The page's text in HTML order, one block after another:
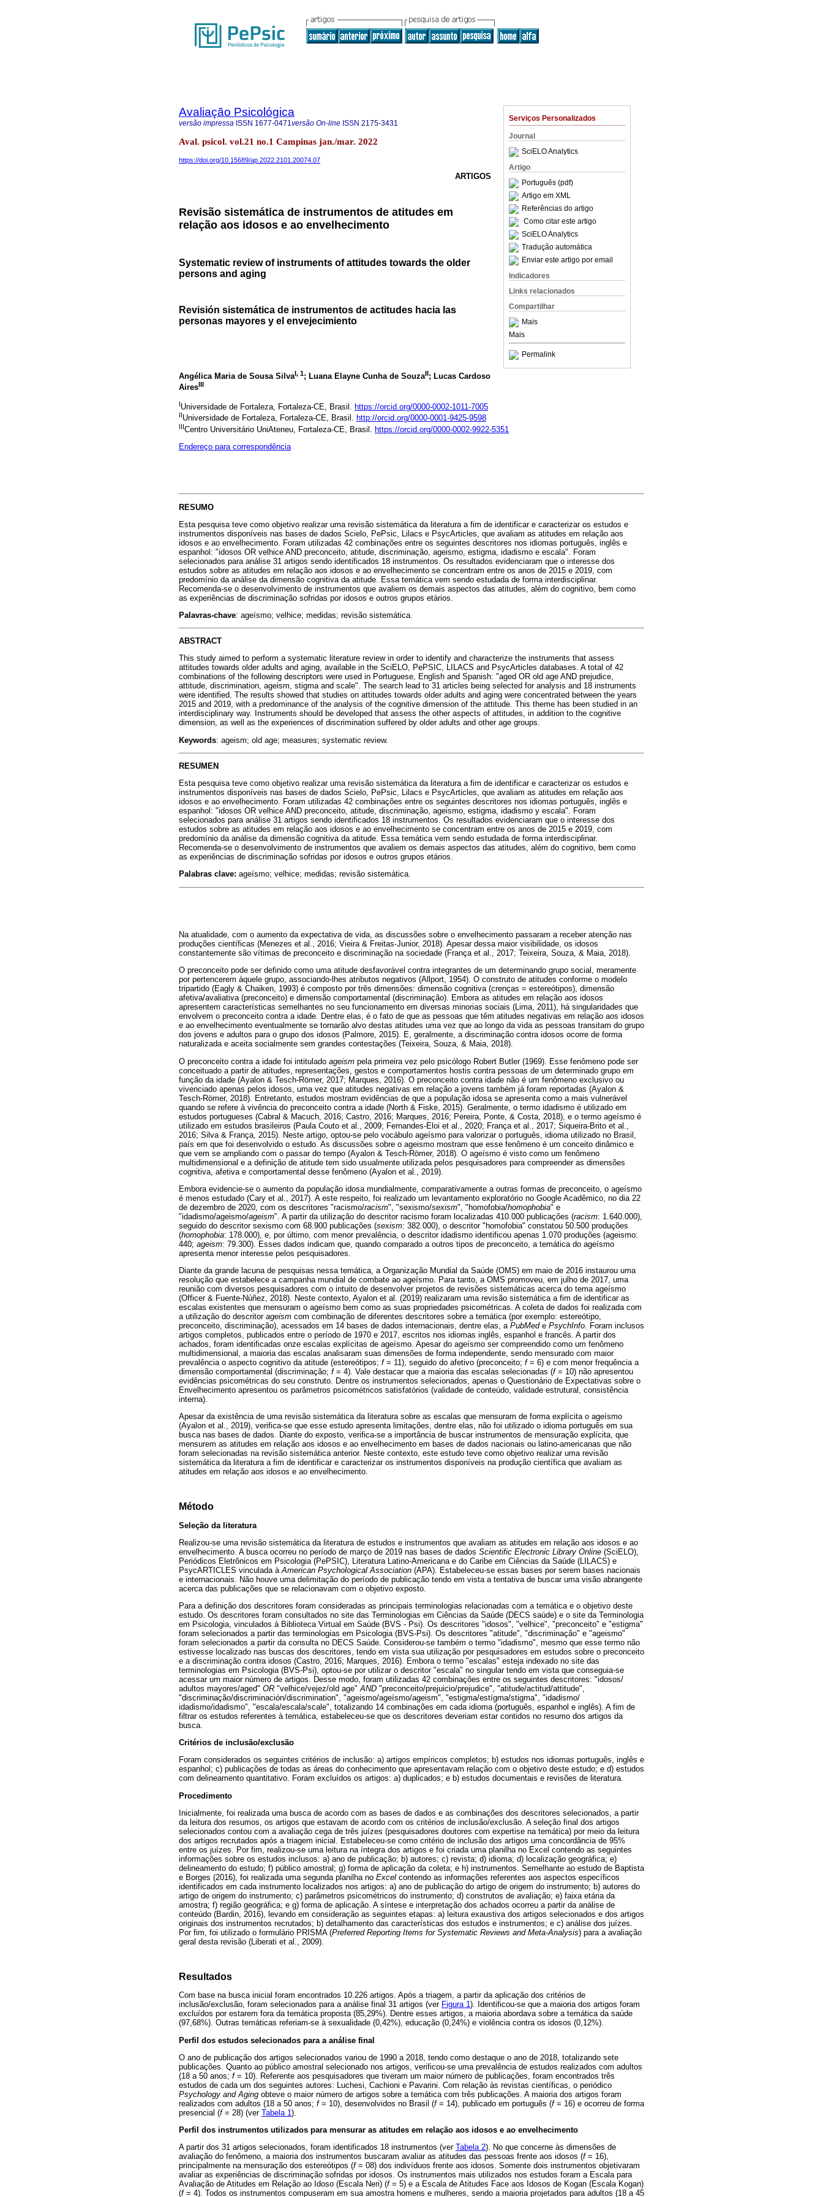
Serviços Personalizados
Journal
SciELO Analytics
Artigo
Português (pdf)
Artigo em XML
Referências do artigo
Como citar este artigo
SciELO Analytics
Tradução automática
Enviar este artigo por email
Indicadores
Links relacionados
Compartilhar
Mais
Mais
Permalink
Avaliação Psicológica
versão impressa ISSN 1677-0471versão On-line ISSN 2175-3431
Aval. psicol. vol.21 no.1 Campinas jan./mar. 2022
https://doi.org/10.15689/ap.2022.2101.20074.07
ARTIGOS
Revisão sistemática de instrumentos de atitudes em
relação aos idosos e ao envelhecimento
Systematic review of instruments of attitudes towards the older
persons and aging
Revisión sistemática de instrumentos de actitudes hacia las
personas mayores y el envejecimiento
Angélica Maria de Sousa SilvaI, 1; Luana Elayne Cunha de SouzaII; Lucas Cardoso
AiresIII
IUniversidade de Fortaleza, Fortaleza-CE, Brasil. https://orcid.org/0000-0002-1011-7005
IIUniversidade de Fortaleza, Fortaleza-CE, Brasil. http://orcid.org/0000-0001-9425-9598
IIICentro Universitário UniAteneu, Fortaleza-CE, Brasil. https://orcid.org/0000-0002-9922-5351
Endereço para correspondência
RESUMO
Esta pesquisa teve como objetivo realizar uma revisão sistemática da literatura a fim de identificar e caracterizar os estudos e
instrumentos disponíveis nas bases de dados Scielo, PePsic, Lilacs e PsycArticles, que avaliam as atitudes em relação aos
idosos e ao envelhecimento. Foram utilizadas 42 combinações entre os seguintes descritores nos idiomas português, inglês e
espanhol: "idosos OR velhice AND preconceito, atitude, discriminação, ageismo, estigma, idadismo e escala". Foram
selecionados para análise 31 artigos sendo identificados 18 instrumentos. Os resultados evidenciaram que o interesse dos
estudos sobre as atitudes em relação aos idosos e ao envelhecimento se concentram entre os anos de 2015 e 2019, com
predomínio da análise da dimensão cognitiva da atitude. Essa temática vem sendo estudada de forma interdisciplinar.
Recomenda-se o desenvolvimento de instrumentos que avaliem os demais aspectos das atitudes, além do cognitivo, bem como
as experiências de discriminação sofridas por idosos e outros grupos etários.
Palavras-chave: ageísmo; velhice; medidas; revisão sistemática.
ABSTRACT
This study aimed to perform a systematic literature review in order to identify and characterize the instruments that assess
attitudes towards older adults and aging, available in the SciELO, PePSIC, LILACS and PsycArticles databases. A total of 42
combinations of the following descriptors were used in Portuguese, English and Spanish: "aged OR old age AND prejudice,
attitude, discrimination, ageism, stigma and scale". The search lead to 31 articles being selected for analysis and 18 instruments
were identified. The results showed that studies on attitudes towards older adults and aging were concentrated between the years
2015 and 2019, with a predominance of the analysis of the cognitive dimension of the attitude. This theme has been studied in an
interdisciplinary way. Instruments should be developed that assess the other aspects of attitudes, in addition to the cognitive
dimension, as well as the experiences of discrimination suffered by older adults and other age groups.
Keywords: ageism; old age; measures; systematic review.
RESUMEN
Esta pesquisa teve como objetivo realizar uma revisão sistemática da literatura a fim de identificar e caracterizar os estudos e
instrumentos disponíveis nas bases de dados Scielo, PePsic, Lilacs e PsycArticles, que avaliam as atitudes em relação aos
idosos e ao envelhecimento. Foram utilizadas 42 combinações entre os seguintes descritores nos idiomas português, inglês e
espanhol: "idosos OR velhice AND preconceito, atitude, discriminação, ageismo, estigma, idadismo y escala". Foram
selecionados para análise 31 artigos sendo identificados 18 instrumentos. Os resultados evidenciaram que o interesse dos
estudos sobre as atitudes em relação aos idosos e ao envelhecimento se concentram entre os anos de 2015 e 2019, com
predomínio da análise da dimensão cognitiva da atitude. Essa temática vem sendo estudada de forma interdisciplinar.
Recomenda-se o desenvolvimento de instrumentos que avaliem os demais aspectos das atitudes, além do cognitivo, bem como
as experiências de discriminação sofridas por idosos e outros grupos etários.
Palabras clave: ageísmo; velhice; medidas; revisão sistemática.
Na atualidade, com o aumento da expectativa de vida, as discussões sobre o envelhecimento passaram a receber atenção nas
produções científicas (Menezes et al., 2016; Vieira & Freitas-Junior, 2018). Apesar dessa maior visibilidade, os idosos
constantemente são vítimas de preconceito e discriminação na sociedade (França et al., 2017; Teixeira, Souza, & Maia, 2018).
O preconceito pode ser definido como uma atitude desfavorável contra integrantes de um determinando grupo social, meramente
por pertencerem àquele grupo, associando-lhes atributos negativos (Allport, 1954). O construto de atitudes conforme o modelo
tripartido (Eagly & Chaiken, 1993) é composto por três dimensões: dimensão cognitiva (crenças = estereótipos), dimensão
afetiva/avaliativa (preconceito) e dimensão comportamental (discriminação). Embora as atitudes em relação aos idosos
apresentem características semelhantes no seu funcionamento em diversas minorias sociais (Lima, 2011), há singularidades que
envolvem o preconceito contra a idade. Dentre elas, é o fato de que as pessoas que têm atitudes negativas em relação aos idosos
e ao envelhecimento eventualmente se tornarão alvo destas atitudes uma vez que ao longo da vida as pessoas transitam do grupo
dos jovens e adultos para o grupo dos idosos (Palmore, 2015). E, geralmente, a discriminação contra idosos ocorre de forma
naturalizada e aceita socialmente sem grandes contestações (Teixeira, Souza, & Maia, 2018).
O preconceito contra a idade foi intitulado ageism pela primeira vez pelo psicólogo Robert Butler (1969). Esse fenômeno pode ser
conceituado a partir de atitudes, representações, gestos e comportamentos hostis contra pessoas de um determinado grupo em
função da idade (Ayalon & Tesch-Römer, 2017; Marques, 2016). O preconceito contra idade não é um fenômeno exclusivo ou
vivenciado apenas pelos idosos, uma vez que atitudes negativas em relação a jovens também já foram reportadas (Ayalon &
Tesch-Römer, 2018). Entretanto, estudos mostram evidências de que a população idosa se apresenta como a mais vulnerável
quando se refere à vivência do preconceito contra a idade (North & Fiske, 2015). Geralmente, o termo idadismo é utilizado em
estudos portugueses (Cabral & Macuch, 2016; Castro, 2016; Marques, 2016; Pereira, Ponte, & Costa, 2018), e o termo ageísmo é
utilizado em estudos brasileiros (Paula Couto et al., 2009; Fernandes-Eloi et al., 2020; França et al., 2017; Siqueira-Brito et al.,
2016; Silva & França, 2015). Neste artigo, optou-se pelo vocábulo ageísmo para valorizar o português, idioma utilizado no Brasil,
país em que foi desenvolvido o estudo. As discussões sobre o ageismo mostram que esse fenômeno é um conceito dinâmico e
que vem se ampliando com o passar do tempo (Ayalon & Tesch-Römer, 2018). O ageísmo é visto como um fenômeno
multidimensional e a definição de atitude tem sido usualmente utilizada pelos pesquisadores para compreender as dimensões
cognitiva, afetiva e comportamental desse fenômeno (Ayalon et al., 2019).
Embora evidencie-se o aumento da população idosa mundialmente, comparativamente a outras formas de preconceito, o ageísmo
é menos estudado (Cary et al., 2017). A este respeito, foi realizado um levantamento exploratório no Google Acadêmico, no dia 22
de dezembro de 2020, com os descritores "racismo/racism", "sexismo/sexism", "homofobia/homophobia" e
"idadismo/ageismo/ageism". A partir da utilização do descritor racismo foram localizadas 410.000 publicações (racism: 1.640.000),
seguido do descritor sexismo com 68.900 publicações (sexism: 382.000), o descritor "homofobia" constatou 50.500 produções
(homophobia: 178.000), e, por último, com menor prevalência, o descritor idadismo identificou apenas 1.070 produções (ageismo:
440; ageism: 79.300). Esses dados indicam que, quando comparado a outros tipos de preconceito, a temática do ageísmo
apresenta menor interesse pelos pesquisadores.
Diante da grande lacuna de pesquisas nessa temática, a Organização Mundial da Saúde (OMS) em maio de 2016 instaurou uma
resolução que estabelece a campanha mundial de combate ao ageísmo. Para tanto, a OMS promoveu, em julho de 2017, uma
reunião com diversos pesquisadores com o intuito de desenvolver projetos de revisões sistemáticas acerca do tema ageísmo
(Officer & Fuente-Núñez, 2018). Neste contexto, Ayalon et al. (2019) realizaram uma revisão sistemática a fim de identificar as
escalas existentes que mensuram o ageísmo bem como as suas propriedades psicométricas. A coleta de dados foi realizada com
a utilização do descritor ageism com combinação de diferentes descritores sobre a temática (por exemplo: estereótipo,
preconceito, discriminação), acessados em 14 bases de dados internacionais, dentre elas, a PubMed e PsychInfo.
Foram inclusos
artigos completos, publicados entre o período de 1970 e 2017, escritos nos idiomas inglês, espanhol e francês. A partir dos
achados, foram identificadas onze escalas explícitas de ageísmo. Apesar do ageísmo ser compreendido como um fenômeno
multidimensional, a maioria das escalas analisaram suas dimensões de forma independente, sendo mensurado com maior
prevalência o aspecto cognitivo da atitude (estereótipos; f = 11), seguido do afetivo (preconceito; f = 6) e com menor frequência a
dimensão comportamental (discriminação; f = 4). Vale destacar que a maioria das escalas selecionadas (f= 10) não apresentou
evidências psicométricas do seu construto. Dentre os instrumentos selecionados, apenas o Questionário de Expectativas sobre o
Envelhecimento apresentou os parâmetros psicométricos satisfatórios (validade de conteúdo, validade estrutural, consistência
interna).
Apesar da existência de uma revisão sistemática da literatura sobre as escalas que mensuram de forma explícita o ageísmo
(Ayalon et al., 2019), verifica-se que esse estudo apresenta limitações, dentre elas, não foi utilizado o idioma português em sua
busca nas bases de dados. Diante do exposto, verifica-se a importância de buscar instrumentos de mensuração explícita, que
mensurem as atitudes em relação aos idosos e ao envelhecimento em bases de dados nacionais ou latino-americanas que não
foram selecionadas na revisão sistemática anterior. Neste contexto, este estudo teve como objetivo realizar uma revisão
sistemática da literatura a fim de identificar e caracterizar os instrumentos disponíveis na produção científica que avaliam as
atitudes em relação aos idosos e ao envelhecimento.
Método
Seleção da literatura
Realizou-se uma revisão sistemática da literatura de estudos e instrumentos que avaliam as atitudes em relação aos idosos e ao
envelhecimento. A busca ocorreu no período de março de 2019 nas bases de dados Scientific Electronic Library Online (SciELO),
Periódicos Eletrônicos em Psicologia (PePSIC), Literatura Latino-Americana e do Caribe em Ciências da Saúde (LILACS) e
PsycARTICLES vinculada à American Psychological Association (APA). Estabeleceu-se essas bases por serem bases nacionais
e internacionais. Não houve uma delimitação do período de publicação tendo em vista a tentativa de buscar uma visão abrangente
acerca das publicações que se relacionavam com o objetivo exposto.
Para a definição dos descritores foram consideradas as principais terminologias relacionadas com a temática e o objetivo deste
estudo. Os descritores foram consultados no site das Terminologias em Ciências da Saúde (DECS saúde) e o site da Terminologia
em Psicologia, vinculados à Biblioteca Virtual em Saúde (BVS - Psi). Os descritores "idosos", "velhice", "preconceito" e "estigma"
foram selecionados a partir das terminologias em Psicologia (BVS-Psi). Os descritores "atitude", "discriminação" e "ageismo"
foram selecionados a partir da consulta no DECS Saúde. Considerou-se também o termo "idadismo", mesmo que esse termo não
estivesse localizado nas buscas dos descritores, tendo em vista sua utilização por pesquisadores em estudos sobre o preconceito
e a discriminação contra idosos (Castro, 2016; Marques, 2016). Embora o termo "escalas" esteja indexado no site das
terminologias em Psicologia (BVS-Psi), optou-se por utilizar o descritor "escala" no singular tendo em vista que conseguia-se
acessar um maior número de artigos. Desse modo, foram utilizadas 42 combinações entre os seguintes descritores: "idosos/
adultos mayores/aged" OR "velhice/vejez/old age"AND "preconceito/prejuicio/prejudice", "atitude/actitud/attitude",
"discriminação/discriminación/discrimination", "ageismo/ageísmo/ageism", "estigma/estígma/stigma", "idadismo/
idadismo/idadismo", "escala/escala/scale", totalizando 14 combinações em cada idioma (português, espanhol e inglês). A fim de
filtrar os estudos referentes à temática, estabeleceu-se que os descritores deveriam estar contidos no resumo dos artigos da
busca.
Critérios de inclusão/exclusão
Foram considerados os seguintes critérios de inclusão: a) artigos empíricos completos; b) estudos nos idiomas português, inglês e
espanhol; c) publicações de todas as áreas do conhecimento que apresentavam relação com o objetivo deste estudo; e d) estudos
com delineamento quantitativo. Foram excluídos os artigos: a) duplicados; e b) estudos documentais e revisões de literatura.
Procedimento
Inicialmente, foi realizada uma busca de acordo com as bases de dados e as combinações dos descritores selecionados, a partir
da leitura dos resumos, os artigos que estavam de acordo com os critérios de inclusão/exclusão. A seleção final dos artigos
selecionados contou com a avaliação cega de três juízes (pesquisadores doutores com expertise na temática) por meio da leitura
dos artigos recrutados após a triagem inicial. Estabeleceu-se como critério de inclusão dos artigos uma concordância de 95%
entre os juízes. Por fim, realizou-se uma leitura na íntegra dos artigos e foi criada uma planilha no Excel contendo as seguintes
informações sobre os estudos inclusos: a) ano de publicação; b) autores; c) revista; d) idioma; d) localização geográfica; e)
delineamento do estudo; f) público amostral; g) forma de aplicação da coleta; e h) instrumentos. Semelhante ao estudo de Baptista
e Borges (2016), foi realizada uma segunda planilha no Excel contendo as informações referentes aos aspectos específicos
identificados em cada instrumento localizados nos artigos: a) ano de publicação do artigo de origem do instrumento; b) autores do
artigo de origem do instrumento; c) parâmetros psicométricos do instrumento; d) construtos de avaliação; e) faixa etária da
amostra; f) região geográfica; e g) forma de aplicação. A síntese e interpretação dos achados ocorreu a partir da análise de
conteúdo (Bardin, 2016), levando em consideração as seguintes etapas: a) leitura exaustiva dos artigos selecionados e dos artigos
originais dos instrumentos recrutados; b) detalhamento das características dos estudos e instrumentos; e c) análise dos juízes.
Por fim, foi utilizado o formulário PRISMA (Preferred Reporting Items for Systematic Reviews and Meta-Analysis) para a avaliação
geral desta revisão (Liberati et al., 2009).
Resultados
Com base na busca inicial foram encontrados 10.226 artigos. Após a triagem, a partir da aplicação dos critérios de
inclusão/exclusão, foram selecionados para a análise final 31 artigos (ver Figura 1). Identificou-se que a maioria dos artigos foram
excluídos por estarem fora da temática proposta (85,29%). Dentre esses artigos, a maioria abordava sobre a temática da saúde
(97,68%). Outras temáticas referiam-se à sexualidade (0,42%), educação (0,24%) e violência contra os idosos (0,12%).
Perfil dos estudos selecionados para a análise final
O ano de publicação dos artigos selecionados variou de 1990 a 2018, tendo como destaque o ano de 2018, totalizando sete
publicações. Quanto ao público amostral selecionado nos artigos, verificou-se uma prevalência de estudos realizados com adultos
(18 a 50 anos; f= 10). Referente aos pesquisadores que tiveram um maior número de publicações, foram encontrados três
estudos de cada um dos seguintes autores: Luchesi, Cachioni e Pavarini. Com relação às revistas científicas, o periódico
Psychology and Aging obteve o maior número de artigos sobre a temática com três publicações. A maioria dos artigos foram
realizados com adultos (18 a 50 anos; f= 10), desenvolvidos no Brasil (f= 14), publicado em português (f= 16) e ocorreu de forma
presencial (f= 28) (ver Tabela 1).
Perfil dos instrumentos utilizados para mensurar as atitudes em relação aos idosos e ao envelhecimento
A partir dos 31 artigos selecionados, foram identificados 18 instrumentos (ver Tabela 2). No que concerne às dimensões de
avaliação do fenômeno, a maioria dos instrumentos buscaram avaliar as atitudes das pessoas frente aos idosos (f= 16),
principalmente na mensuração dos estereótipos (f= 08) dos indivíduos frente aos idosos. Somente dois instrumentos objetivaram
avaliar as experiências de discriminação sofridas por idosos. Os instrumentos mais utilizados nos estudos foram a Escala para
Avaliação de Atitudes em Relação ao Idoso (Escala Neri) (f= 5) e a Escala de Atitudes Face aos Idosos de Kogan (Escala Kogan)
(f = 4). Todos os instrumentos compuseram em sua amostra homens e mulheres, sendo a maioria projetados para adultos (18 a 45